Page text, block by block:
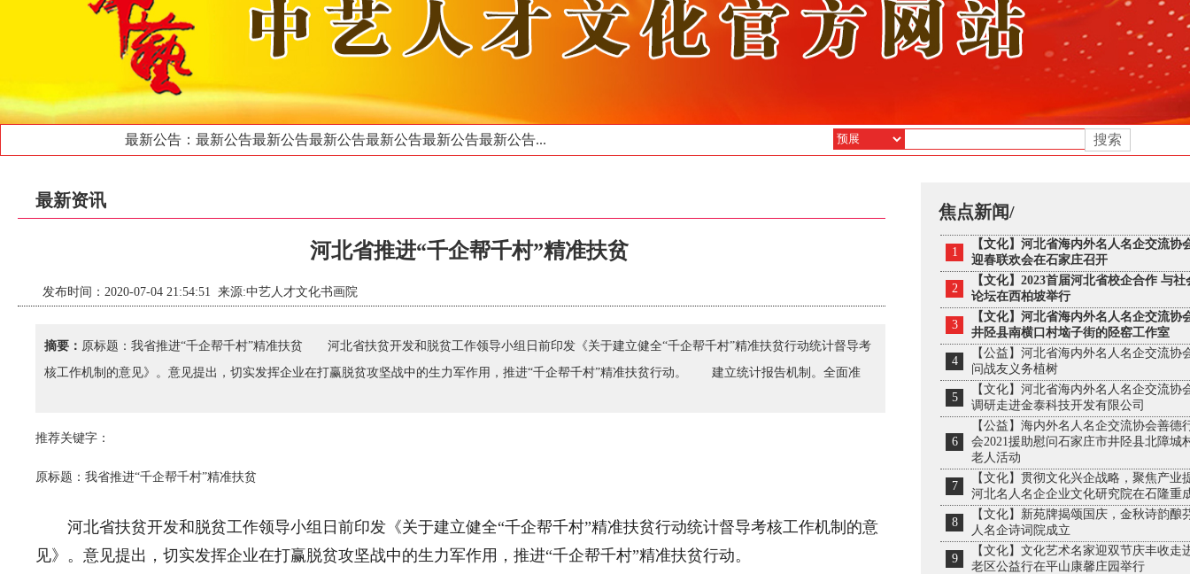
最新公告：最新公告最新公告最新公告最新公告最新公告最新公告... 搜索
最新资讯
河北省推进“千企帮千村”精准扶贫
发布时间：2020-07-04 21:54:51 来源:中艺人才文化书画院
摘要： 原标题：我省推进“千企帮千村”精准扶贫 河北省扶贫开发和脱贫工作领导小组日前印发《关于建立健全“千企帮千村”精准扶贫行动统计督导考
核工作机制的意见》。意见提出，切实发挥企业在打赢脱贫攻坚战中的生力军作用，推进“千企帮千村”精准扶贫行动。 建立统计报告机制。全面准
推荐关键字：
原标题：我省推进“千企帮千村”精准扶贫
河北省扶贫开发和脱贫工作领导小组日前印发《关于建立健全“千企帮千村”精准扶贫行动统计督导考核工作机制的意
见》。意见提出，切实发挥企业在打赢脱贫攻坚战中的生力军作用，推进“千企帮千村”精准扶贫行动。
焦点新闻/
1
【文化】河北省海内外名人名企交流协
迎春联欢会在石家庄召开
2
【文化】2023首届河北省校企合作 与
论坛在西柏坡举行
3
【文化】河北省海内外名人名企交流协
井陉县南横口村垴子街的陉窑工作室
4
【公益】河北省海内外名人名企交流协
问战友义务植树
5
【文化】河北省海内外名人名企交流协
调研走进金泰科技开发有限公司
6
【公益】海内外名人名企交流协会善德
会2021援助慰问石家庄市井陉县北障城
老人活动
7
【文化】贯彻文化兴企战略，聚焦产业
河北名人名企企业文化研究院在石隆重
8
【文化】新苑牌揭颂国庆，金秋诗韵酿
人名企诗词院成立
9
【文化】文化艺术名家迎双节庆丰收走
老区公益行在平山康馨庄园举行